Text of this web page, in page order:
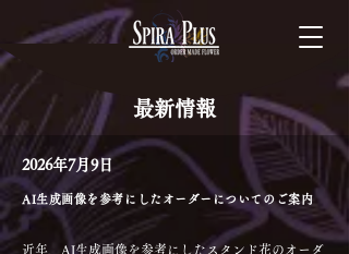
最新情報
2026年7月9日
AI生成画像を参考にしたオーダーについてのご案内
近年、AI生成画像を参考にしたスタンド花のオーダ